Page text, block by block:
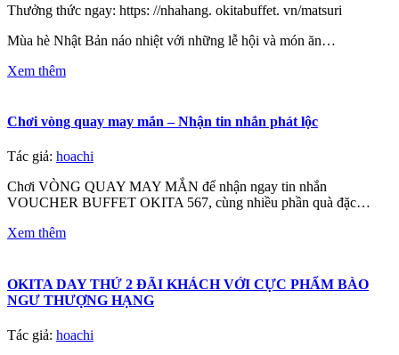
Thưởng thức ngay: https: //nhahang. okitabuffet. vn/matsuri
Mùa hè Nhật Bản náo nhiệt với những lễ hội và món ăn…
Xem thêm
Chơi vòng quay may mắn – Nhận tin nhắn phát lộc
Tác giả: hoachi
Chơi VÒNG QUAY MAY MẮN để nhận ngay tin nhắn
VOUCHER BUFFET OKITA 567, cùng nhiều phần quà đặc…
Xem thêm
OKITA DAY THỨ 2 ĐÃI KHÁCH VỚI CỰC PHẨM BÀO
NGƯ THƯỢNG HẠNG
Tác giả: hoachi